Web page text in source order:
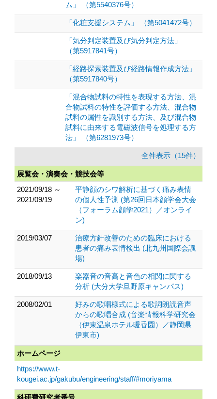
ム」 （第5540376号）
「化粧支援システム」 （第5041472号）
「気分判定装置及び気分判定方法」
（第5917841号）
「経路探索装置及び経路情報作成方法」
（第5917840号）
「混合物試料の特性を表現する方法、混
合物試料の特性を評価する方法、混合物
試料の属性を識別する方法、及び混合物
試料に由来する電磁波信号を処理する方
法」 （第6281973号）
全件表示（15件）
展覧会・演奏会・競技会等
2021/09/18 ～
2021/09/19
平静顔のシワ解析に基づく痛み表情
の個人性予測 (第26回日本顔学会大会
（フォーラム顔学2021）／オンライ
ン)
2019/03/07
治療方針改善のための臨床における
患者の痛み表情検出 (北九州国際会議
場)
2018/09/13
楽器音の音高と音色の相関に関する
分析 (大分大学旦野原キャンパス)
2008/02/01
好みの歌唱様式による歌詞朗読音声
からの歌唱合成 (音楽情報科学研究会
（伊東温泉ホテル暖香園）／静岡県
伊東市)
ホームページ
https://www.t-
kougei.ac.jp/gakubu/engineering/staff/#moriyama
科研費研究者番号